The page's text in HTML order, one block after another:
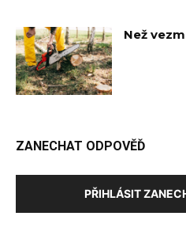
Než
ZANECHAT ODPOVĚĎ
PŘIHLÁSIT